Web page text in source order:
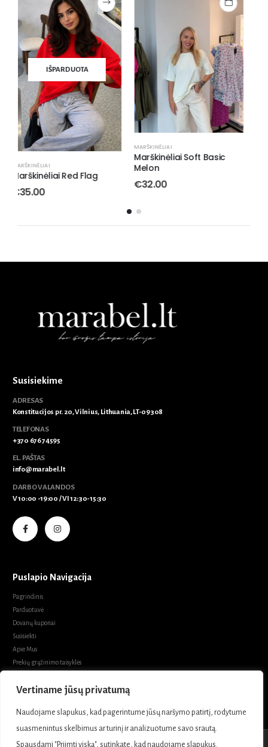
Vertiname jūsų privatumą
Naudojame slapukus, kad pagerintume jūsų naršymo patirtį, rodytume
suasmenintus skelbimus ar turinį ir analizuotume savo srautą.
Spausdami "Priimti viską", sutinkate, kad naudojame slapukus.
MARŠKINĖLIAI
Melon
PALAIDINĖS/TOPAI
Marskineliai Teen Black
€32.00
Konstitucijos pr. 20, Vilnius, Lithuania, LT-09308
+370 676 74595
info@marabel.lt
V 10:00 -19:00 / VI 12:30-15:30
Susisiekti
Prekių pirkimo sąlygos ir taisyklės